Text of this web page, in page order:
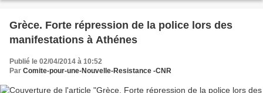
Grèce. Forte répression de la police lors des
manifestations à Athénes
Publié le 02/04/2014 à 10:52
Par Comite-pour-une-Nouvelle-Resistance -CNR